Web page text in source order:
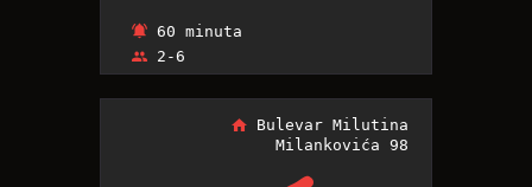
60 minuta
2-6
Bulevar Milutina
Milankovića 98